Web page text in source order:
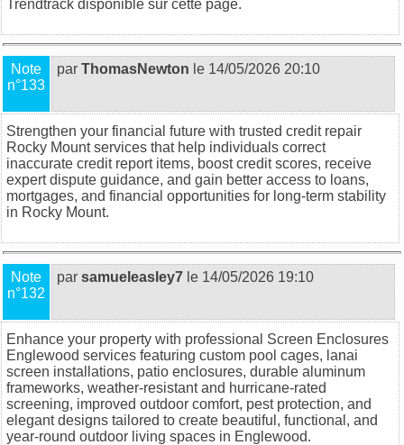
Trendtrack disponible sur cette page.
Note
n°133
par ThomasNewton le 14/05/2026 20:10
Strengthen your financial future with trusted credit repair
Rocky Mountservices that help individuals correct
inaccurate credit report items, boost credit scores, receive
expert dispute guidance, and gain better access to loans,
mortgages, and financial opportunities for long-term stability
in Rocky Mount.
Note
n°132
par samueleasley7 le 14/05/2026 19:10
Enhance your property with professional Screen Enclosures
Englewood services featuring custom pool cages, lanai
screen installations, patio enclosures, durable aluminum
frameworks, weather-resistant and hurricane-rated
screening, improved outdoor comfort, pest protection, and
elegant designs tailored to create beautiful, functional, and
year-round outdoor living spaces in Englewood.